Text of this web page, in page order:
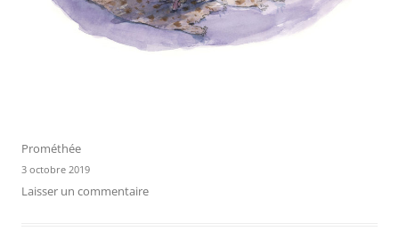
Prométhée
3 octobre 2019
Laisser un commentaire